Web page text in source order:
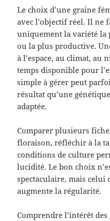
Le choix d’une graine
avec l’objectif réel. Il ne
uniquement la variété la
ou la plus productive.
à l’espace, au climat, au
temps disponible pour
simple à gérer peut
résultat qu’une
adaptée.
Comparer plusieurs
floraison, réfléchir à la
conditions de culture
lucidité. Le bon choix
spectaculaire, mais
augmente la régularité.
Comprendre l’intérêt